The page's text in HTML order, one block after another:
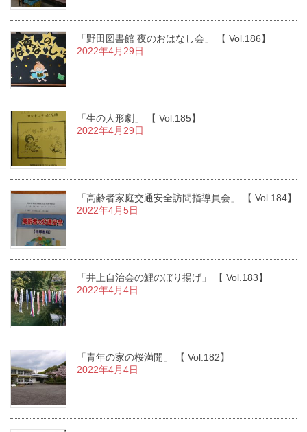
「野田図書館 夜のおはなし会」 【 Vol.186】
2022年4月29日
「生の人形劇」 【 Vol.185】
2022年4月29日
「高齢者家庭交通安全訪問指導員会」 【 Vol.184】
2022年4月5日
「井上自治会の鯉のぼり揚げ」 【 Vol.183】
2022年4月4日
「青年の家の桜満開」 【 Vol.182】
2022年4月4日